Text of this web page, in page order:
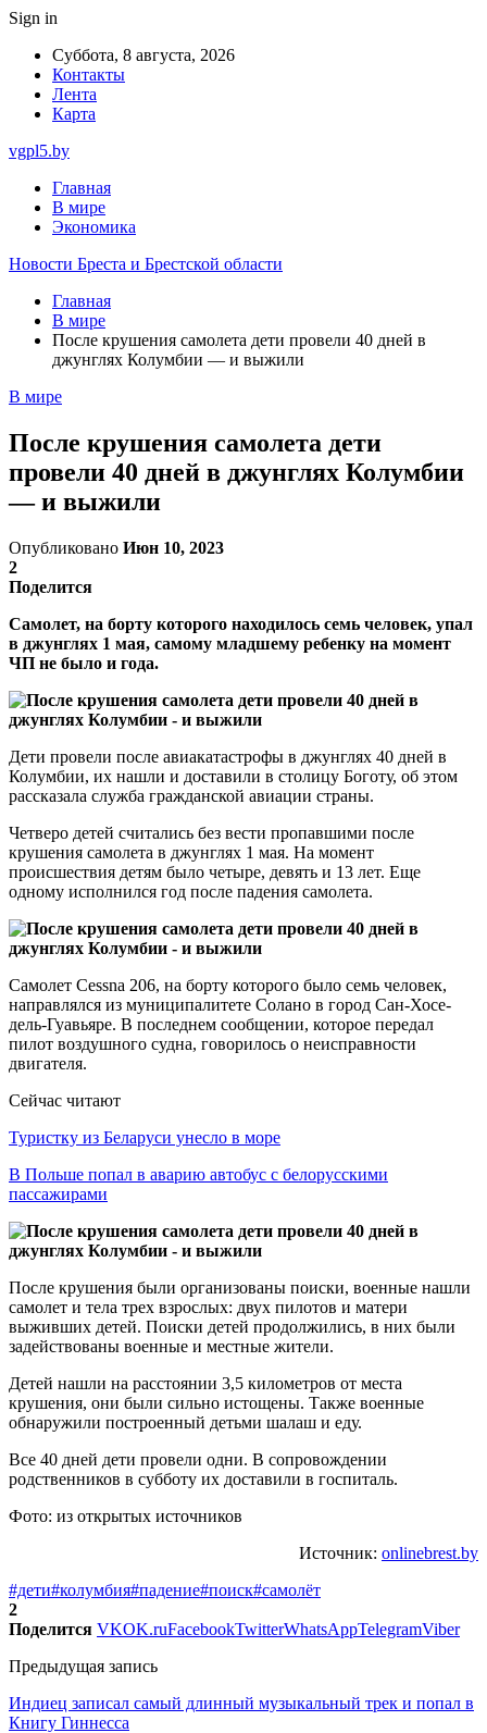
Sign in
Суббота, 8 августа, 2026
Контакты
Лента
Карта
vgpl5.by
Главная
В мире
Экономика
Новости Бреста и Брестской области
Главная
В мире
После крушения самолета дети провели 40 дней в
джунглях Колумбии — и выжили
В мире
После крушения самолета дети
провели 40 дней в джунглях Колумбии
— и выжили
Опубликовано Июн 10, 2023
2
Поделится
Самолет, на борту которого находилось семь человек, упал
в джунглях 1 мая, самому младшему ребенку на момент
ЧП не было и года.
Дети провели после авиакатастрофы в джунглях 40 дней в
Колумбии, их нашли и доставили в столицу Боготу, об этом
рассказала служба гражданской авиации страны.
Четверо детей считались без вести пропавшими после
крушения самолета в джунглях 1 мая. На момент
происшествия детям было четыре, девять и 13 лет. Еще
одному исполнился год после падения самолета.
Самолет Cessna 206, на борту которого было семь человек,
направлялся из муниципалитете Солано в город Сан-Хосе-
дель-Гуавьяре. В последнем сообщении, которое передал
пилот воздушного судна, говорилось о неисправности
двигателя.
Сейчас читают
Туристку из Беларуси унесло в море
В Польше попал в аварию автобус с белорусскими
пассажирами
После крушения были организованы поиски, военные нашли
самолет и тела трех взрослых: двух пилотов и матери
выживших детей. Поиски детей продолжились, в них были
задействованы военные и местные жители.
Детей нашли на расстоянии 3,5 километров от места
крушения, они были сильно истощены. Также военные
обнаружили построенный детьми шалаш и еду.
Все 40 дней дети провели одни. В сопровождении
родственников в субботу их доставили в госпиталь.
Фото: из открытых источников
Источник: onlinebrest.by
#дети#колумбия#падение#поиск#самолёт
2
Поделится VKOK.ruFacebookTwitterWhatsAppTelegramViber
Предыдущая запись
Индиец записал самый длинный музыкальный трек и попал в
Книгу Гиннесса